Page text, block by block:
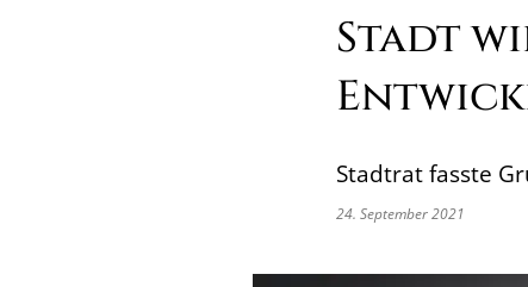
Stadt
Stadtrat fasste
24. September 2021